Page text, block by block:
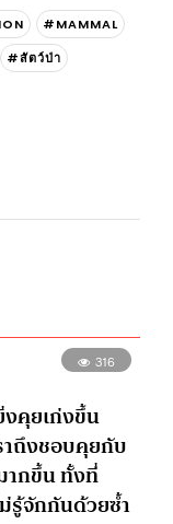
#MAMMAL
#สัตว์ป่า
316
งคุยเก่งขึ้น
าถึงชอบคุยกับ
กขึ้น ทั้งที่
รู้จักกันด้วยซ้ำ